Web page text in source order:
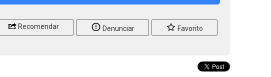
Recomendar Denunciar Favorito